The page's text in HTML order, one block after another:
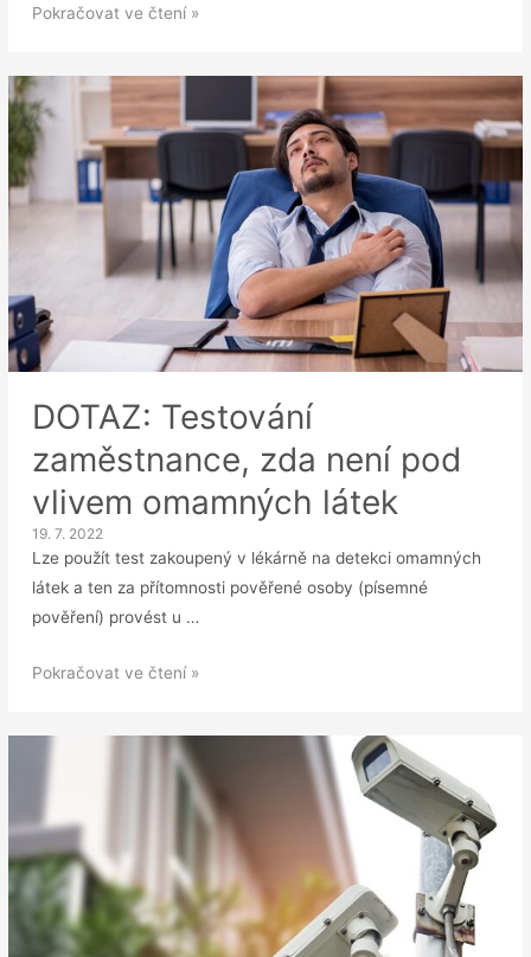
VZOR:
kontrolou
elektronické
pošty
zaměstnavatelem
Pokračovat ve čtení »
DOTAZ: Testování
zaměstnance, zda není pod
vlivem omamných látek
19. 7. 2022
Lze použít test zakoupený v lékárně na detekci omamných
látek a ten za přítomnosti pověřené osoby (písemné
pověření) provést u …
DOTAZ:
pod
vlivem
omamných
látek
Pokračovat ve čtení »